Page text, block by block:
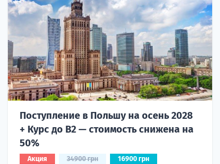
Поступление в Польшу на осень 2028
+ Курс до B2 — стоимость снижена на
50%
Акция 34900 грн 16900 грн